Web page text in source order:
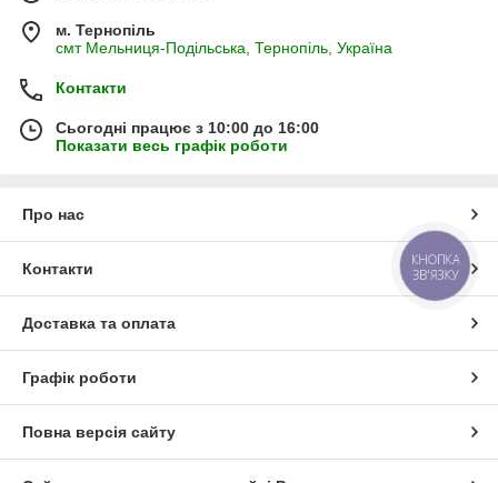
м. Тернопіль
смт Мельниця-Подільська, Тернопіль, Україна
Контакти
Сьогодні працює з 10:00 до 16:00
Показати весь графік роботи
Про нас
Контакти
Доставка та оплата
Графік роботи
Повна версія сайту
КНОПКА
ЗВ'ЯЗКУ